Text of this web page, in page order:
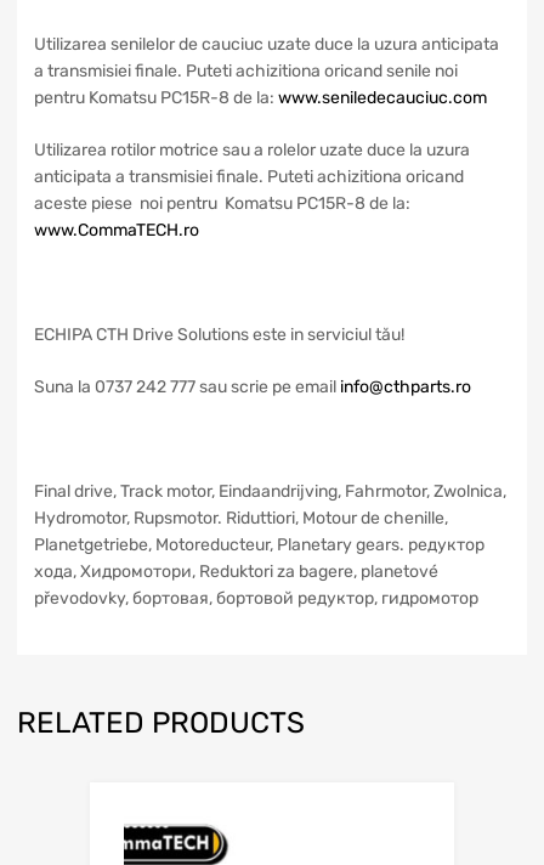
Utilizarea senilelor de cauciuc uzate duce la uzura anticipata
a transmisiei finale. Puteti achizitiona oricand senile noi
pentru Komatsu PC15R-8 de la: www.seniledecauciuc.com
Utilizarea rotilor motrice sau a rolelor uzate duce la uzura
anticipata a transmisiei finale. Puteti achizitiona oricand
aceste piese noi pentru Komatsu PC15R-8 de la:
www.CommaTECH.ro
ECHIPA CTH Drive Solutions este in serviciul tău!
Suna la 0737 242 777 sau scrie pe email info@cthparts.ro
Final drive, Track motor, Eindaandrijving, Fahrmotor, Zwolnica,
Hydromotor, Rupsmotor. Riduttiori, Motour de chenille,
Planetgetriebe, Motoreducteur, Planetary gears. редуктор
xoдa, Хидромотори, Reduktori za bagere, planetové
převodovky, бортовая, бортовой редуктор, гидромотор
RELATED PRODUCTS